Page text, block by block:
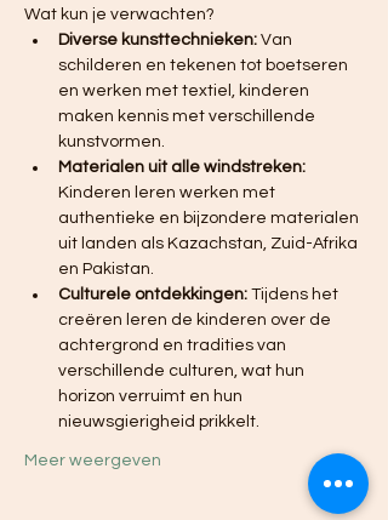
Wat kun je verwachten?
Diverse kunsttechnieken: Van
schilderen en tekenen tot boetseren
en werken met textiel, kinderen
maken kennis met verschillende
kunstvormen.
Materialen uit alle windstreken:
Kinderen leren werken met
authentieke en bijzondere materialen
uit landen als Kazachstan, Zuid-Afrika
en Pakistan.
Culturele ontdekkingen: Tijdens het
creëren leren de kinderen over de
achtergrond en tradities van
verschillende culturen, wat hun
horizon verruimt en hun
nieuwsgierigheid prikkelt.
Meer weergeven